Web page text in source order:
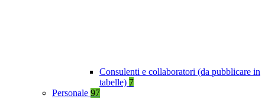
Consulenti e collaboratori (da pubblicare in
tabelle) 7
Personale 97